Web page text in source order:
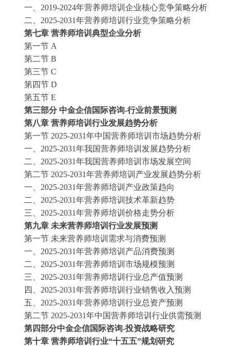
一、 2019-2024年营养师培训企业核心竞争策略分析
二、 2025-2031年营养师培训行业竞争策略分析
第七章 营养师培训典型企业分析
第一节 A
第二节 B
第三节 C
第四节 D
第五节 E
第三部分 中金企信国际咨询-行业前景预测
第八章 营养师培训行业发展趋势分析
第一节 2025-2031年中国营养师培训市场趋势分析
一、 2025-2031年我国营养师培训发展趋势分析
二、 2025-2031年我国营养师培训市场发展空间
第二节 2025-2031年营养师培训产业发展趋势分析
一、 2025-2031年营养师培训产业政策趋向
二、 2025-2031年营养师培训技术革新趋势
三、 2025-2031年营养师培训价格走势分析
第九章 未来营养师培训行业发展预测
第一节 未来营养师培训需求与消费预测
一、 2025-2031年营养师培训产品消费预测
二、 2025-2031年营养师培训市场规模预测
三、 2025-2031年营养师培训行业总产值预测
四、 2025-2031年营养师培训行业销售收入预测
五、 2025-2031年营养师培训行业总资产预测
第二节 2025-2031年中国营养师培训行业供需预测
第四部分中金企信国际咨询-投资战略研究
第十章 营养师培训行业“十五五”规划研究